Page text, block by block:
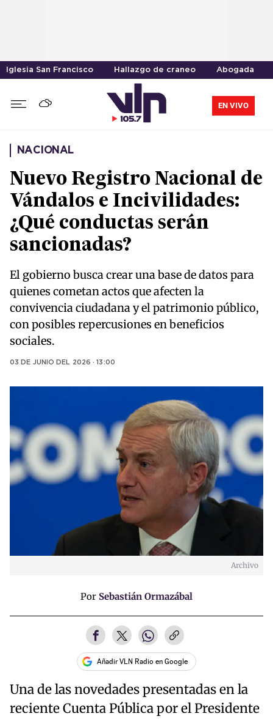
Iglesia San Francisco Hallazgo de craneo Abogada
EN VIVO
NACIONAL
Nuevo Registro Nacional de
Vándalos e Incivilidades:
¿Qué conductas serán
sancionadas?
El gobierno busca crear una base de datos para
quienes cometan actos que afecten la
convivencia ciudadana y el patrimonio público,
con posibles repercusiones en beneficios
sociales.
03 DE JUNIO DEL 2026 · 13:00
Archivo
Por Sebastián Ormazábal
Añadir VLN Radio en Google
Una de las novedades presentadas en la
reciente Cuenta Pública por el Presidente